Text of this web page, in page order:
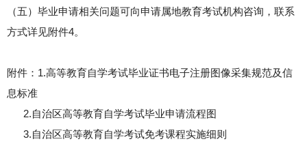
（五）毕业申请相关问题可向申请属地教育考试机构咨询，联系
方式详见附件4。
附件：1.高等教育自学考试毕业证书电子注册图像采集规范及信
息标准
2.自治区高等教育自学考试毕业申请流程图
3.自治区高等教育自学考试免考课程实施细则